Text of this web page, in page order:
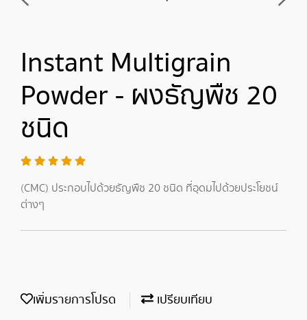
Instant Multigrain
Powder - ผงธัญพืช 20
ชนิด
(CMC) ประกอบไปด้วยธัญพืช 20 ชนิด ที่อุดมไปด้วยประโยชน์
ต่างๆ
เพิ่มรายการโปรด เปรียบเทียบ